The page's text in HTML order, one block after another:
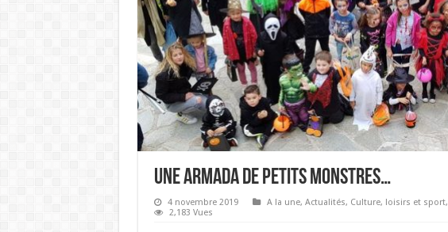
UNE ARMADA DE PETITS MONSTRES…
4 novembre 2019 A la une, Actualités, Culture, loisirs et sport,
2,183 Vues